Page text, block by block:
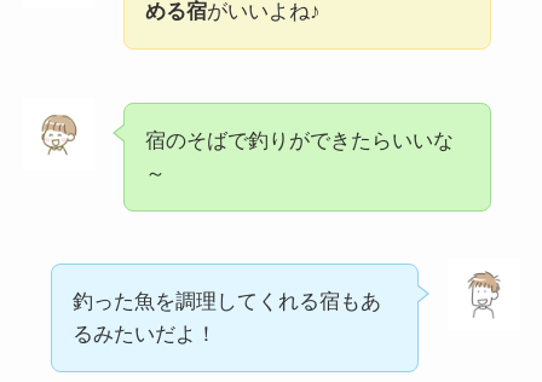
める宿がいいよね♪
宿のそばで釣りができたらいいな
～
釣った魚を調理してくれる宿もあ
るみたいだよ！